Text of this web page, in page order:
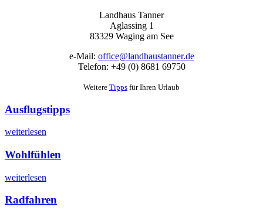
Landhaus Tanner
Aglassing 1
83329 Waging am See
e-Mail: office@landhaustanner.de
Telefon: +49 (0) 8681 69750
Weitere Tipps für Ihren Urlaub
Ausflugstipps
weiterlesen
Wohlfühlen
weiterlesen
Radfahren